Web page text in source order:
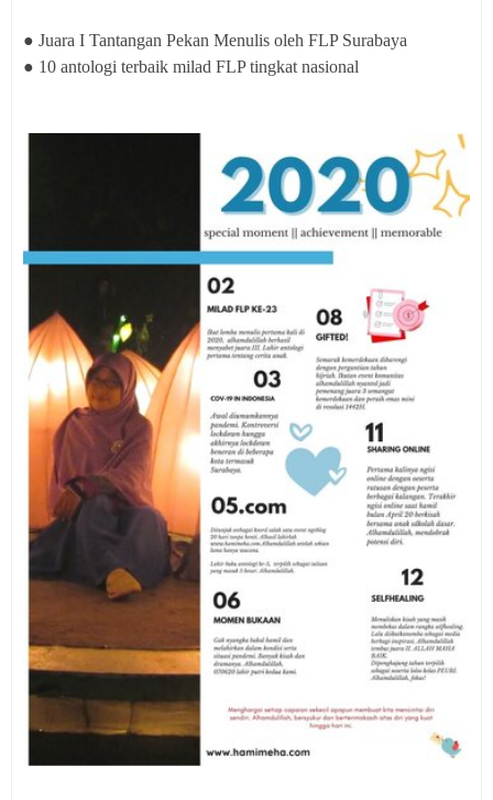
● Juara I Tantangan Pekan Menulis oleh FLP Surabaya
● 10 antologi terbaik milad FLP tingkat nasional